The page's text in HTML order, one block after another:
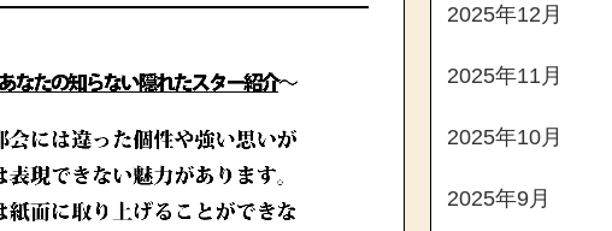
2025年12月
2025年11月
2025年10月
2025年9月